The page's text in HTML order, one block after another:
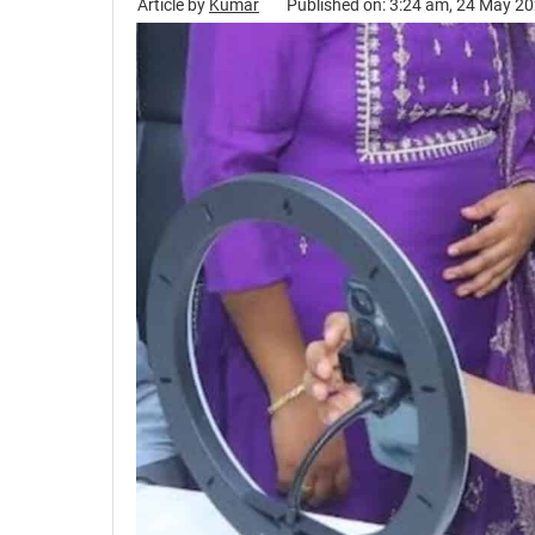
Article by Kumar Published on: 3:24 am, 24 May